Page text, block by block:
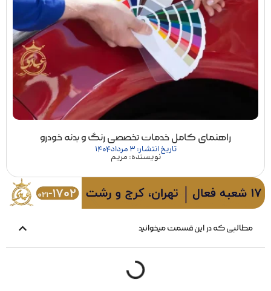
راهنمای کامل خدمات تخصصی رنگ و بدنه خودرو
تاریخ انتشار: 3 مرداد 1404
نویسنده: مریم
مطالبی که در این قسمت میخوانید